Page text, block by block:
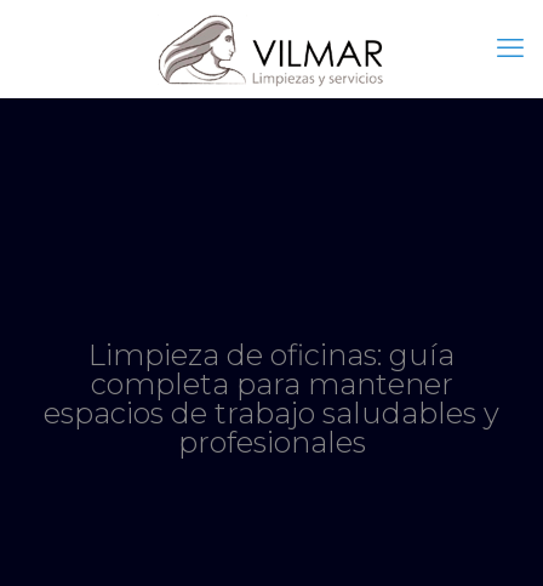
Limpieza de oficinas: guía
completa para mantener
espacios de trabajo saludables y
profesionales